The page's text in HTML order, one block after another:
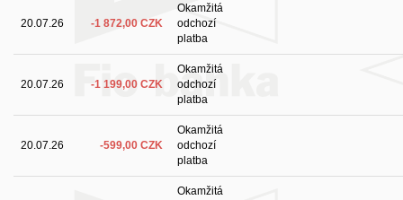
20.07.26 -1 872,00 CZK
Okamžitá
odchozí
platba
20.07.26 -1 199,00 CZK
Okamžitá
odchozí
platba
20.07.26 -599,00 CZK
Okamžitá
odchozí
platba
Okamžitá